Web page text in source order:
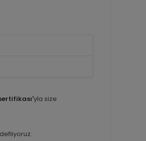
yla size